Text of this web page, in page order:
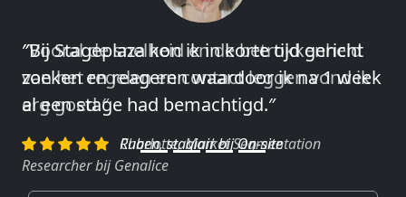
″Vooral de snelheid en de betrokkenheid
van het regelen en contact leggen vond ik
erg goed.″
Charlotte, Market Segmentation
Researcher bij Genalice